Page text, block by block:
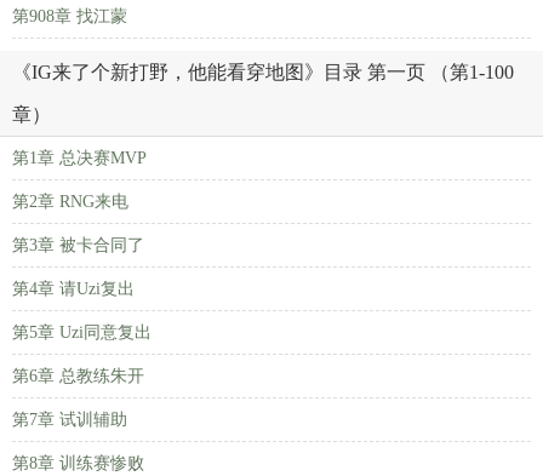
第908章 找江蒙
《IG来了个新打野，他能看穿地图》目录 第一页 （第1-100
章）
第1章 总决赛MVP
第2章 RNG来电
第3章 被卡合同了
第4章 请Uzi复出
第5章 Uzi同意复出
第6章 总教练朱开
第7章 试训辅助
第8章 训练赛惨败